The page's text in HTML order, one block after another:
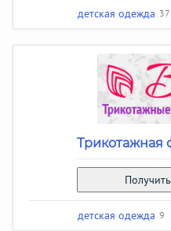
детская одежда 37
Трикотажная
детская одежда 9